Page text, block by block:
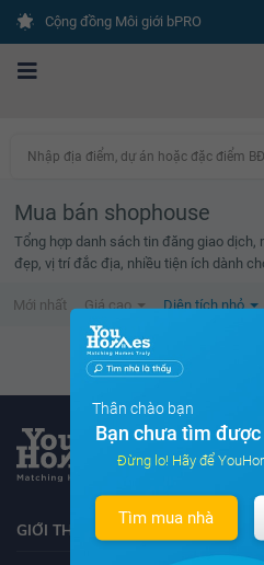
Cộng đồng Môi giới bPRO
Nhập địa điểm, dự án hoặc đặc điểm
Mua bán shophouse
Tổng hợp danh sách tin đăng giao dịch,
đẹp, vị trí đắc địa, nhiều tiện ích dành
Mới nhất Giá cao Diện tích nhỏ
Không tìm thấy tin
GIỚI THIỆU VỀ YOUHOMES
Thân chào bạn
Bạn chưa tìm
Đừng lo! Hãy để
Tìm mua nhà